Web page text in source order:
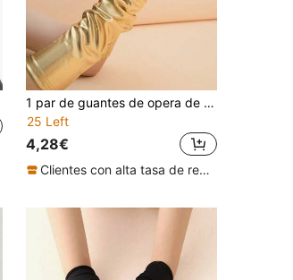
1 par de guantes de opera de cuero patentado brillante para fiestas/ocasiones formales, Halloween, bodas, verano, viajes, festivales, campamentos
25 Left
4,28€
Clientes con alta tasa de repetición